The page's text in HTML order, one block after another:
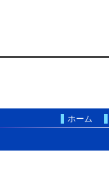
ホーム